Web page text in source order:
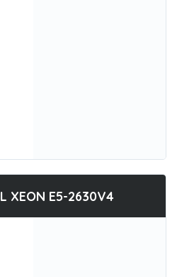
XEON E5-2630V4